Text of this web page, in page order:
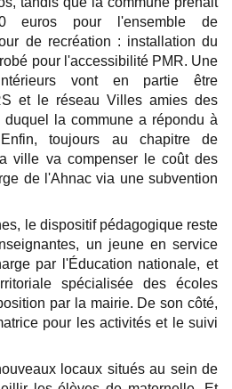
euros pour l'ensemble de
de recréation : installation du
pour l'accessibilité PMR. Une
vont en partie être
et le réseau Villes amies des
la commune a répondu à
toujours au chapitre de
ville va compenser le coût des
de l'Ahnac via une subvention
le dispositif pédagogique reste
un jeune en service
par l'Éducation nationale, et
spécialisée des écoles
par la mairie. De son côté,
pour les activités et le suivi
locaux situés au sein de